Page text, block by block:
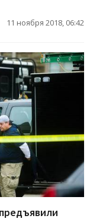
11 ноября 2018, 06:42